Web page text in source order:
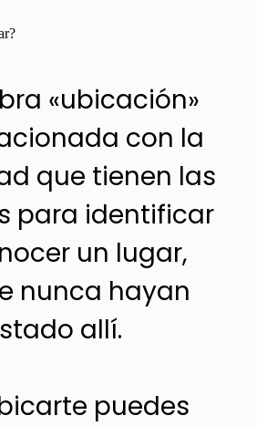
«ubicación»
con la
que tienen las
para identificar
un lugar,
nunca hayan
allí.
puedes